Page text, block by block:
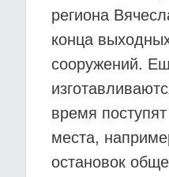
региона
конца
сооружений.
время
места,
остановок